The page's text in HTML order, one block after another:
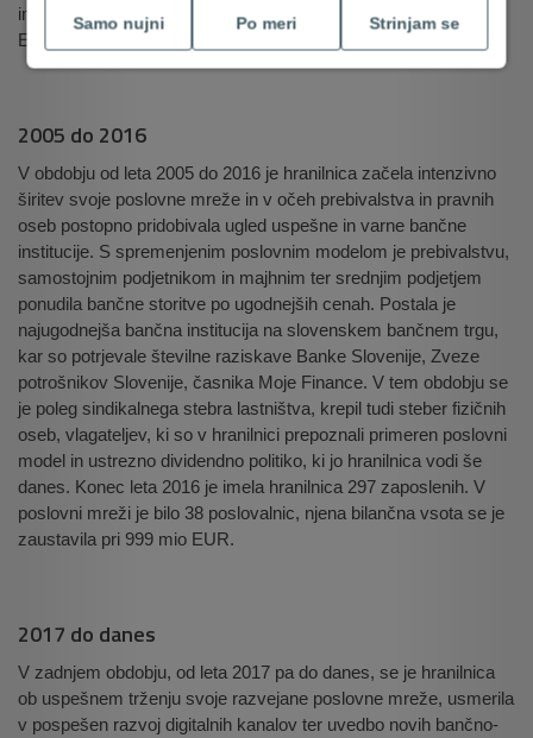
imela pet poslovalnic, njena bilančna vsota je znašala 86 mio
EUR.
2005 do 2016
V obdobju od leta 2005 do 2016 je hranilnica začela intenzivno
širitev svoje poslovne mreže in v očeh prebivalstva in pravnih
oseb postopno pridobivala ugled uspešne in varne bančne
institucije. S spremenjenim poslovnim modelom je prebivalstvu,
samostojnim podjetnikom in majhnim ter srednjim podjetjem
ponudila bančne storitve po ugodnejših cenah. Postala je
najugodnejša bančna institucija na slovenskem bančnem trgu,
kar so potrjevale številne raziskave Banke Slovenije, Zveze
potrošnikov Slovenije, časnika Moje Finance. V tem obdobju se
je poleg sindikalnega stebra lastništva, krepil tudi steber fizičnih
oseb, vlagateljev, ki so v hranilnici prepoznali primeren poslovni
model in ustrezno dividendno politiko, ki jo hranilnica vodi še
danes. Konec leta 2016 je imela hranilnica 297 zaposlenih. V
poslovni mreži je bilo 38 poslovalnic, njena bilančna vsota se je
zaustavila pri 999 mio EUR.
2017 do danes
V zadnjem obdobju, od leta 2017 pa do danes, se je hranilnica
ob uspešnem trženju svoje razvejane poslovne mreže, usmerila
v pospešen razvoj digitalnih kanalov ter uvedbo novih bančno-
Samo nujni Po meri Strinjam se